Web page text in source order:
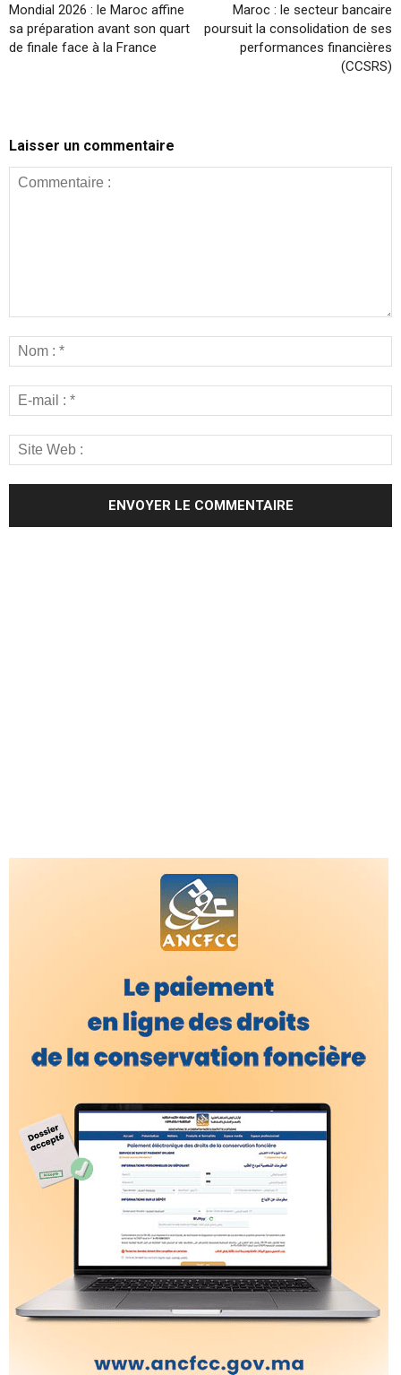
Mondial 2026 : le Maroc affine
sa préparation avant son quart
de finale face à la France
Maroc : le secteur bancaire
poursuit la consolidation de ses
performances financières
(CCSRS)
Laisser un commentaire